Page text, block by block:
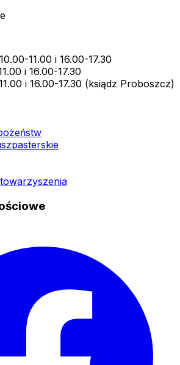
11.00 i 16.00-17.30
i 16.00-17.30
i 16.00-17.30 (ksiądz Proboszcz)